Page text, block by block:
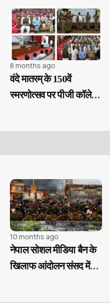
8 months ago
वंदे मातरम् के 150वें
स्मरणोत्सव पर पीजी कॉलेज
10 months ago
नेपाल सोशल मीडिया बैन के
खिलाफ आंदोलन संसद में